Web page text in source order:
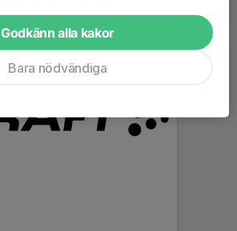
Godkänn alla kakor
Bara nödvändiga